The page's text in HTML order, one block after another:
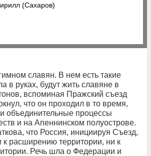
(Сахаров)
славян. В нем есть такие
в руках, будут жить славяне в
вспоминая Пражский съезд
что он проходил в то время,
объединительные процессы
и на Апеннинском полуострове.
что Россия, инициируя Съезд,
к расширению территории, ни к
Речь шла о Федерации и